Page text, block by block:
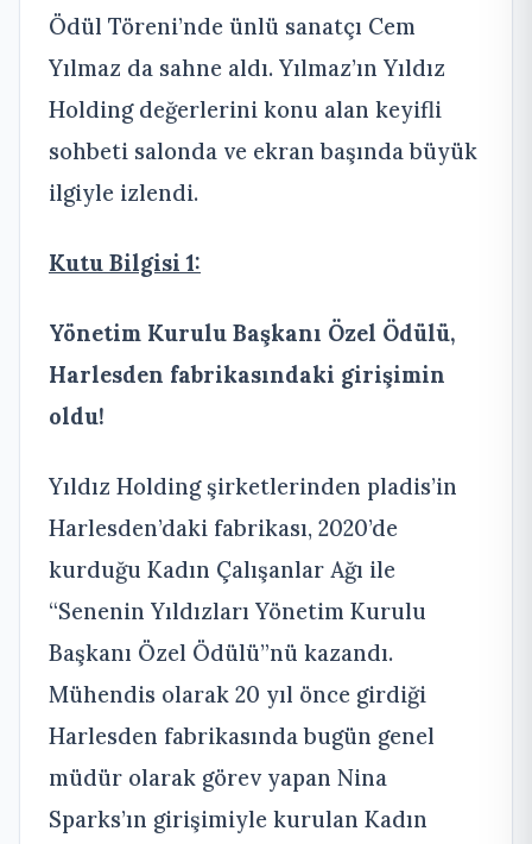
Ödül Töreni’nde ünlü sanatçı Cem
Yılmaz da sahne aldı. Yılmaz’ın Yıldız
Holding değerlerini konu alan keyifli
sohbeti salonda ve ekran başında büyük
ilgiyle izlendi.
Kutu Bilgisi 1:
Yönetim Kurulu Başkanı Özel Ödülü,
Harlesden fabrikasındaki girişimin
oldu!
Yıldız Holding şirketlerinden pladis’in
Harlesden’daki fabrikası, 2020’de
kurduğu Kadın Çalışanlar Ağı ile
“Senenin Yıldızları Yönetim Kurulu
Başkanı Özel Ödülü”nü kazandı.
Mühendis olarak 20 yıl önce girdiği
Harlesden fabrikasında bugün genel
müdür olarak görev yapan Nina
Sparks’ın girişimiyle kurulan Kadın